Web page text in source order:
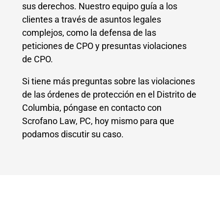
sus derechos. Nuestro equipo guía a los
clientes a través de asuntos legales
complejos, como la defensa de las
peticiones de CPO y presuntas violaciones
de CPO.
Si tiene más preguntas sobre las violaciones
de las órdenes de protección en el Distrito de
Columbia, póngase en contacto con
Scrofano Law, PC, hoy mismo para que
podamos discutir su caso.